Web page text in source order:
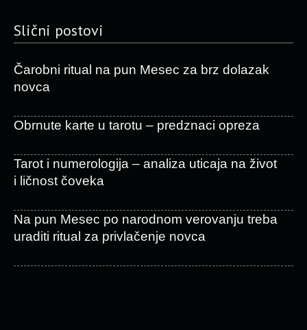
Slični postovi
Čarobni ritual na pun Mesec za brz dolazak
novca
Obrnute karte u tarotu – predznaci opreza
Tarot i numerologija – analiza uticaja na život
i ličnost čoveka
Na pun Mesec po narodnom verovanju treba
uraditi ritual za privlačenje novca